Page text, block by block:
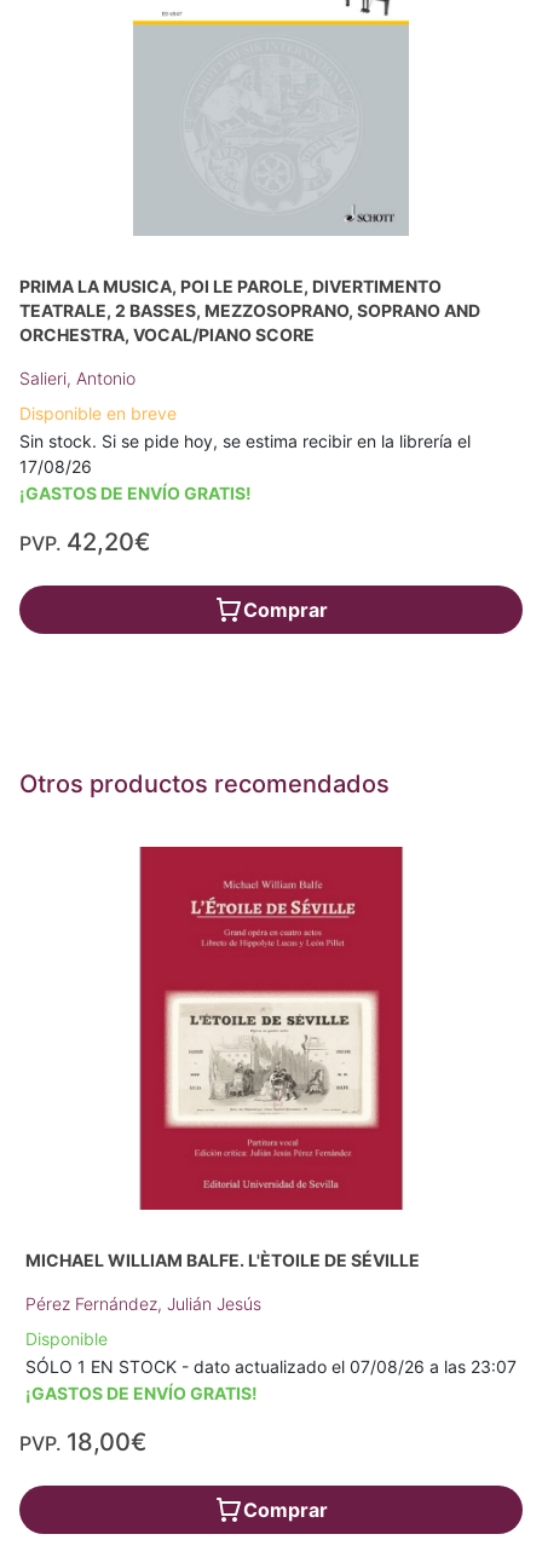
PRIMA LA MUSICA, POI LE PAROLE, DIVERTIMENTO
TEATRALE, 2 BASSES, MEZZOSOPRANO, SOPRANO AND
ORCHESTRA, VOCAL/PIANO SCORE
Salieri, Antonio
Disponible en breve
Sin stock. Si se pide hoy, se estima recibir en la librería el
17/08/26
¡GASTOS DE ENVÍO GRATIS!
PVP. 42,20€
Comprar
Otros productos recomendados
MICHAEL WILLIAM BALFE. L'ÈTOILE DE SÉVILLE
Pérez Fernández, Julián Jesús
Disponible
SÓLO 1 EN STOCK - dato actualizado el 07/08/26 a las 23:07
¡GASTOS DE ENVÍO GRATIS!
PVP. 18,00€
Comprar